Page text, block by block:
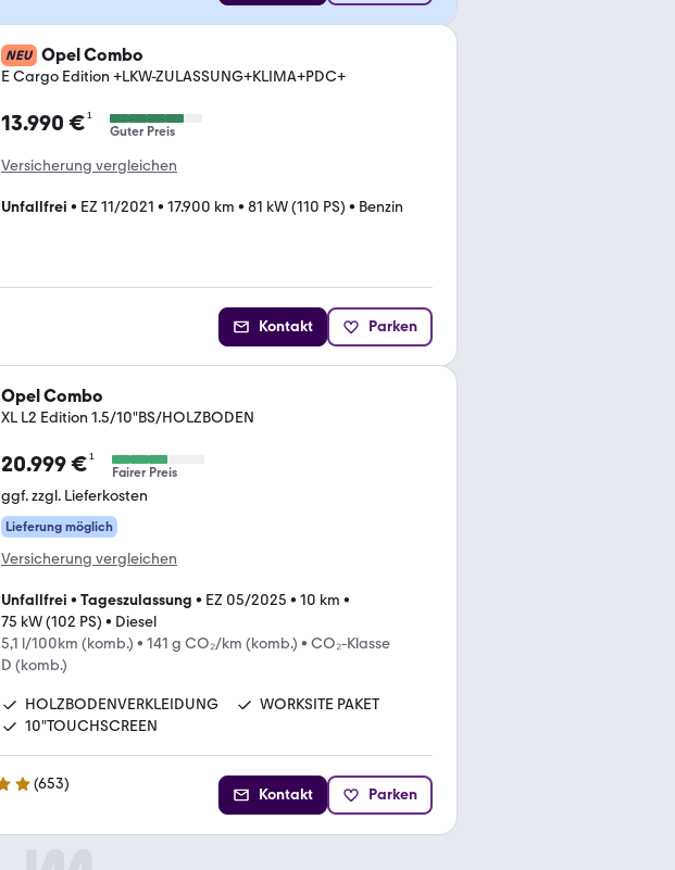
NEU Opel Combo
E Cargo Edition +LKW-ZULASSUNG+KLIMA+PDC+
13.990 €¹
Guter Preis
Versicherung vergleichen
Unfallfrei • EZ 11/2021 • 17.900 km • 81 kW (110 PS) • Benzin
Kontakt Parken
Opel Combo
XL L2 Edition 1.5/10"BS/HOLZBODEN
20.999 €¹
Fairer Preis
ggf. zzgl. Lieferkosten
Lieferung möglich
Versicherung vergleichen
Unfallfrei • Tageszulassung • EZ 05/2025 • 10 km •
75 kW (102 PS) • Diesel
5,1 l/100km (komb.) • 141 g CO₂/km (komb.) • CO₂-Klasse
D (komb.)
HOLZBODENVERKLEIDUNG
WORKSITE PAKET
10"TOUCHSCREEN
(653)
Kontakt Parken